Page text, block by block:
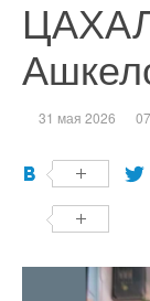
31 мая 2026